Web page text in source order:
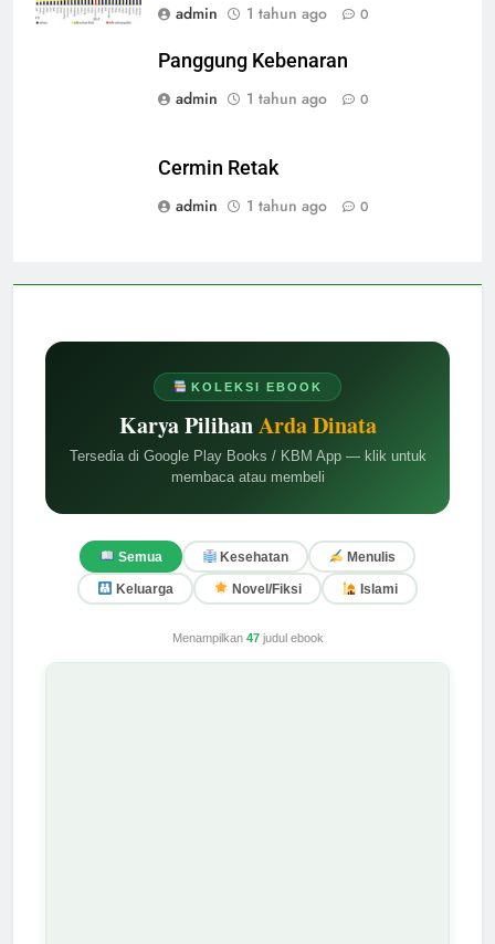
KOLEKSI EBOOK
Karya PilihanArda Dinata
Tersedia di Google Play Books / KBM App — klik untuk
membaca atau membeli
Semua Kesehatan Menulis
Keluarga Novel/Fiksi Islami
Menampilkan 47judul ebook
admin
1 tahun ago 0
Panggung Kebenaran
admin
1 tahun ago 0
Cermin Retak
admin
1 tahun ago 0